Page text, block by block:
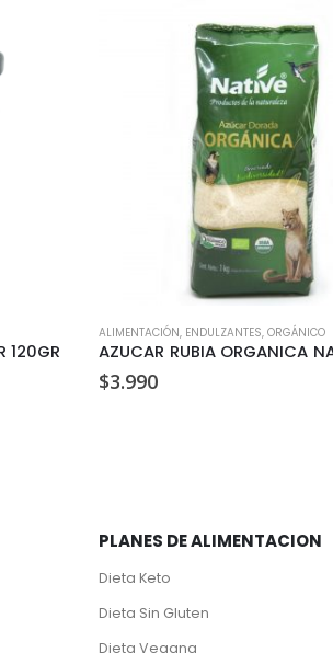
120GR
ALIMENTACIÓN, ENDULZANTES, ORGÁNICO
$3.990
PLANES DE ALIMENTACION
Dieta Keto
Dieta Sin Gluten
Dieta Vegana